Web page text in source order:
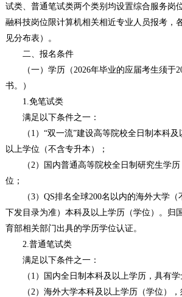
试类、普通笔试类两个类别均设置综合服务岗
融科技岗位限计算机相关相近专业人员报考，
见分布表）。
二、报名条件
（一）学历（2026年毕业的应届考生须于
书。）
1.免笔试类
满足以下条件之一：
（1）“双一流”建设高等院校全日制本科及
以上学位（不含专升本）；
（2）国内普通高等院校全日制研究生学历
位；
（3）QS排名全球200名以内的海外大学（
下发目录为准）本科及以上学历（学位）。归
育部相关部门出具的学历学位认证。
2.普通笔试类
满足以下条件之一：
（1）国内全日制本科及以上学历，具有学
（2）海外大学本科及以上学历（学位），